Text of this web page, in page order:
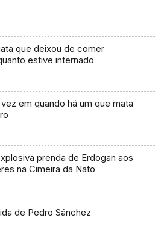
que deixou de comer
estive internado
em quando há um que mata
prenda de Erdogan aos
na Cimeira da Nato
de Pedro Sánchez